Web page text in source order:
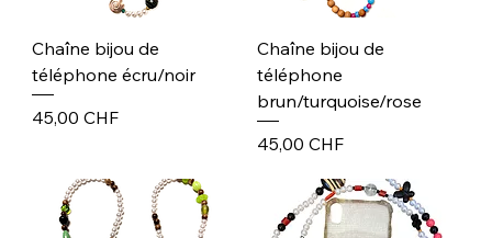
Chaîne bijou de
téléphone écru/noir
Prix
45,00 CHF
Chaîne bijou de
téléphone
brun/turquoise/rose
Prix
45,00 CHF